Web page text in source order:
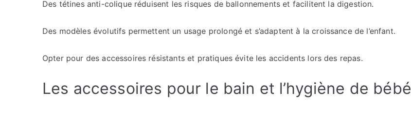
Des tétines anti-colique réduisent les risques de ballonnements et facilitent la digestion.
Des modèles évolutifs permettent un usage prolongé et s’adaptent à la croissance de l’enfant.
Opter pour des accessoires résistants et pratiques évite les accidents lors des repas.
Les accessoires pour le bain et l’hygiène de bébé